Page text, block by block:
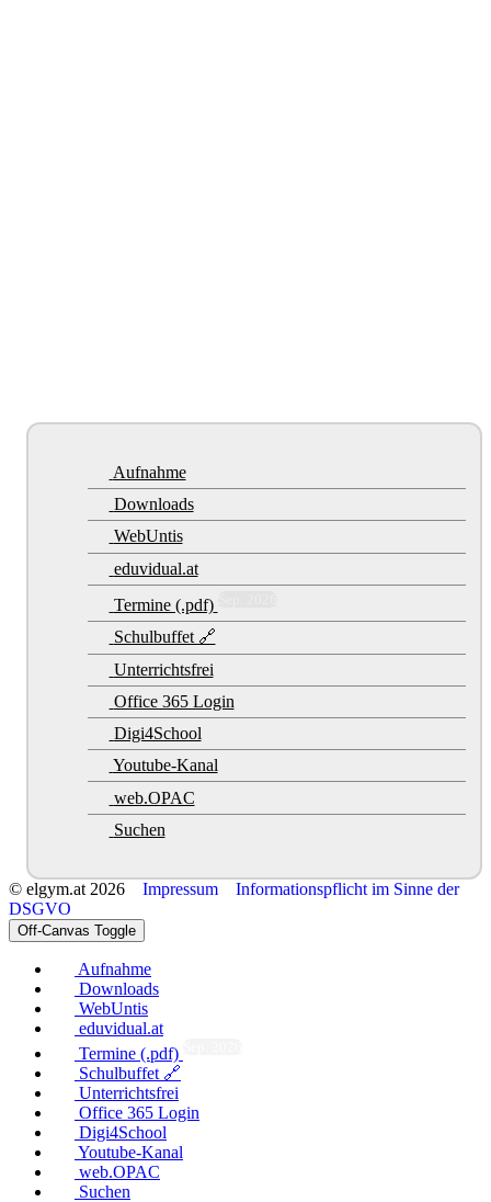
Aufnahme
Downloads
WebUntis
eduvidual.at
Termine (.pdf)
Schulbuffet 🔗
Unterrichtsfrei
Office 365 Login
Digi4School
Youtube-Kanal
web.OPAC
Suchen
© elgym.at 2026 Impressum
Informationspflicht im Sinne der
DSGVO
Off-Canvas Toggle
Aufnahme
Downloads
WebUntis
eduvidual.at
Termine (.pdf)
Schulbuffet 🔗
Unterrichtsfrei
Office 365 Login
Digi4School
Youtube-Kanal
web.OPAC
Suchen